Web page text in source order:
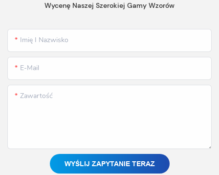
Wycenę Naszej Szerokiej Gamy Wzorów
Imię I Nazwisko
E-Mail
Zawartość
WYŚLIJ ZAPYTANIE TERAZ